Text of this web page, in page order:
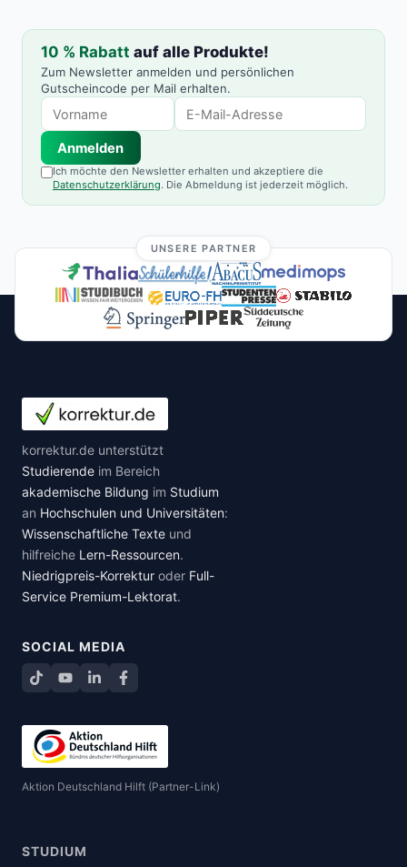
10 % Rabatt auf alle Produkte!
Zum Newsletter anmelden und persönlichen
Gutscheincode per Mail erhalten.
Anmelden
Ich möchte den Newsletter erhalten und akzeptiere die
Datenschutzerklärung. Die Abmeldung ist jederzeit möglich.
UNSERE PARTNER
korrektur.de unterstützt
Studierende im Bereich
akademische Bildung im Studium
an Hochschulen und Universitäten:
Wissenschaftliche Texte und
hilfreiche Lern-Ressourcen.
Niedrigpreis-Korrektur oder Full-
Service Premium-Lektorat.
SOCIAL MEDIA
TikTokYouTube
LinkedInFacebook teilen
Aktion Deutschland Hilft (Partner-Link)
STUDIUM